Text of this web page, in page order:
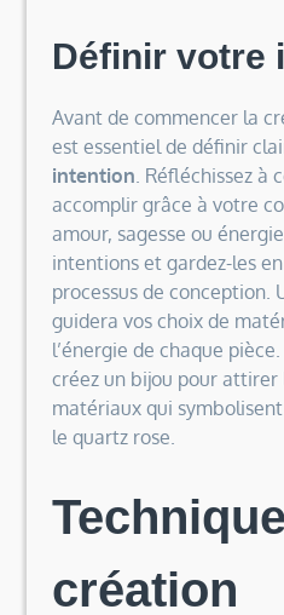
Définir votre
Avant de commencer la
est essentiel de définir
intention. Réfléchissez à
accomplir grâce à votre
amour, sagesse ou
intentions et gardez-les
processus de conception.
guidera vos choix de
l’énergie de chaque
créez un bijou pour attirer
matériaux qui
le quartz rose.
création